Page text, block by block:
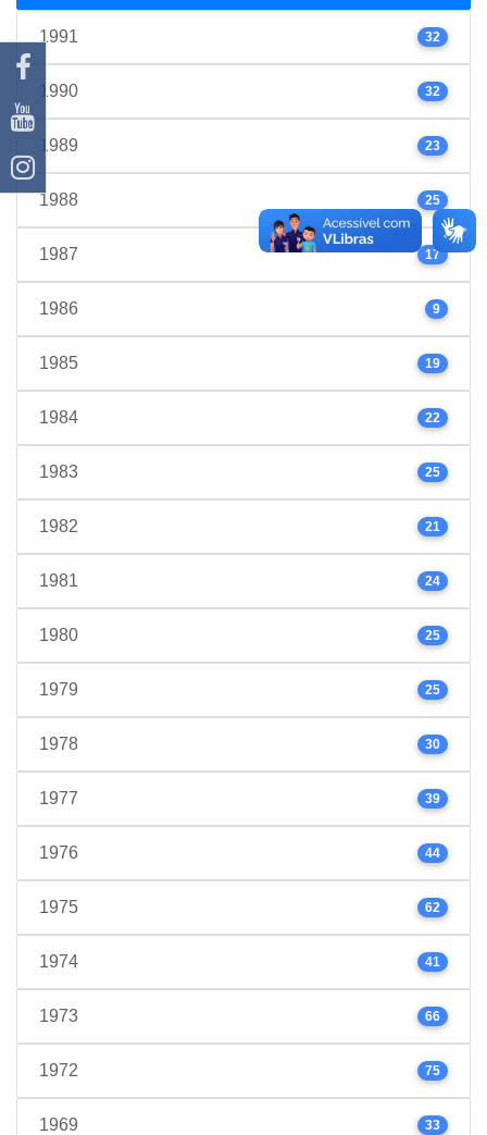
1991 32
1990 32
1989 23
1988 25
1987 17
1986 9
1985 19
1984 22
1983 25
1982 21
1981 24
1980 25
1979 25
1978 30
1977 39
1976 44
1975 62
1974 41
1973 66
1972 75
1969 33